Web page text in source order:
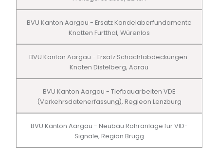
BVU Kanton Aargau - Ersatz Kandelaberfundamente
Knotten Furtthal, Würenlos
BVU Kanton Aargau - Ersatz Schachtabdeckungen.
Knoten Distelberg, Aarau
BVU Kanton Aargau - Tiefbauarbeiten VDE
(Verkehrsdatenerfassung), Regieon Lenzburg
BVU Kanton Aargau - Neubau Rohranlage für VID-
Signale, Region Brugg